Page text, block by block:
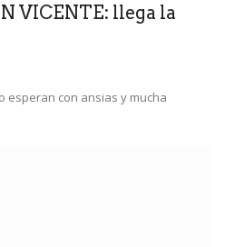
VICENTE: llega la
esperan con ansias y mucha